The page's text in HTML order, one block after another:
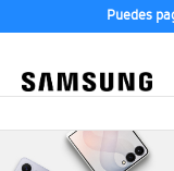
Puedes